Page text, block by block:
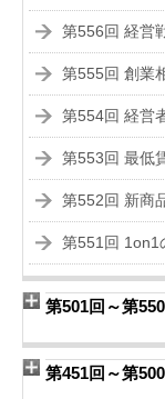
第556回 経営
第555回 創業
第554回 経営
第553回 最低
第552回 新商
第551回 1on1
第501回～第
第451回～第